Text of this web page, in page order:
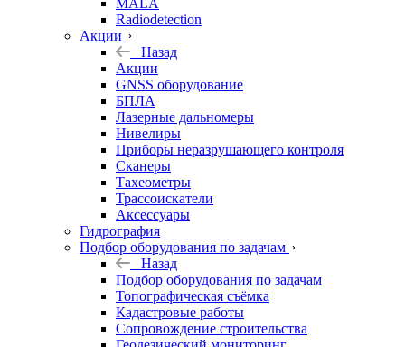
MALA
Radiodetection
Акции
Назад
Акции
GNSS оборудование
БПЛА
Лазерные дальномеры
Нивелиры
Приборы неразрушающего контроля
Сканеры
Тахеометры
Трассоискатели
Аксессуары
Гидрография
Подбор оборудования по задачам
Назад
Подбор оборудования по задачам
Топографическая съёмка
Кадастровые работы
Сопровождение строительства